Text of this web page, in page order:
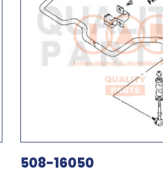
508-16050